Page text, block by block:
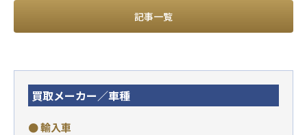
記事一覧
買取メーカー／車種
● 輸入車